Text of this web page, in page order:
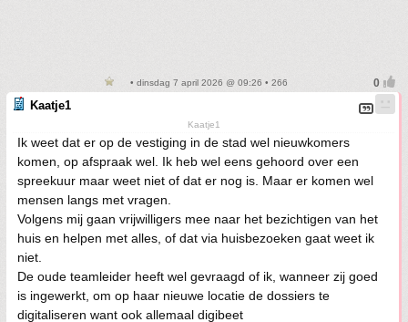
• dinsdag 7 april 2026 @ 09:26 • 266
Kaatje1
Kaatje1
Ik weet dat er op de vestiging in de stad wel nieuwkomers
komen, op afspraak wel. Ik heb wel eens gehoord over een
spreekuur maar weet niet of dat er nog is. Maar er komen wel
mensen langs met vragen.
Volgens mij gaan vrijwilligers mee naar het bezichtigen van het
huis en helpen met alles, of dat via huisbezoeken gaat weet ik
niet.
De oude teamleider heeft wel gevraagd of ik, wanneer zij goed
is ingewerkt, om op haar nieuwe locatie de dossiers te
digitaliseren want ook allemaal digibeet